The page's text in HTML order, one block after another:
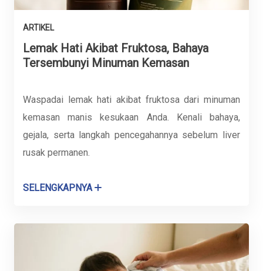
ARTIKEL
Lemak Hati Akibat Fruktosa, Bahaya
Tersembunyi Minuman Kemasan
Waspadai lemak hati akibat fruktosa dari minuman
kemasan manis kesukaan Anda. Kenali bahaya,
gejala, serta langkah pencegahannya sebelum liver
rusak permanen.
SELENGKAPNYA